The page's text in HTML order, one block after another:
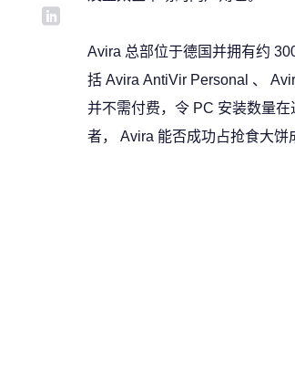
Avira 总部位于德国并拥有约
括 Avira AntiVir Personal 、
并不需付费，令 PC 安装数量
者， Avira 能否成功占抢食大饼